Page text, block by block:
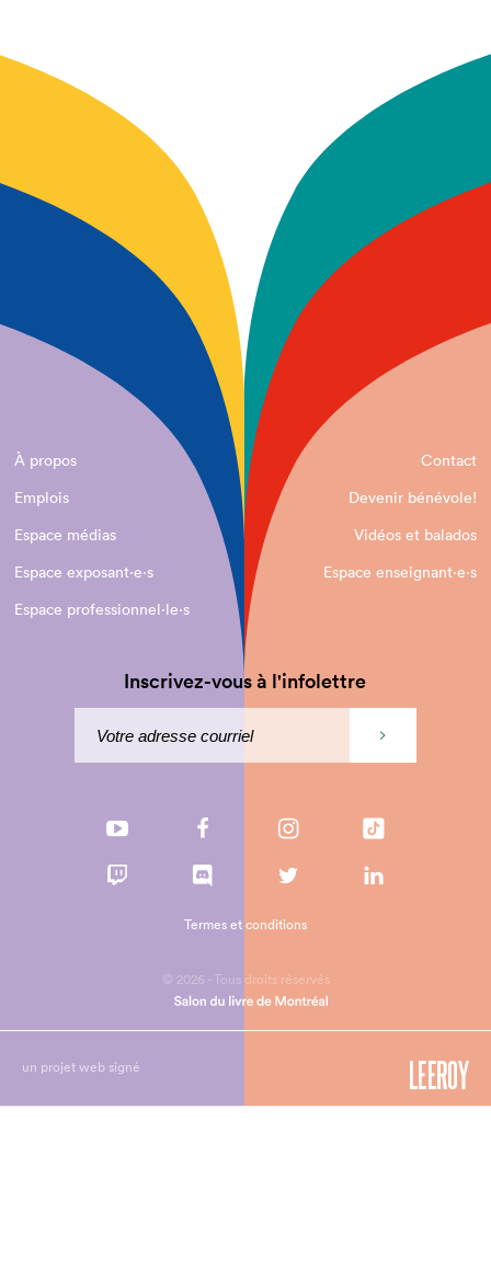
À propos
Contact
Emplois
Devenir bénévole!
Espace médias
Vidéos et balados
Espace exposant·e⋅s
Espace enseignant·e⋅s
Espace professionnel·le⋅s
Inscrivez-vous à l'infolettre
© 2026 - Tous droits réservés
Termes et conditions
un projet web signé